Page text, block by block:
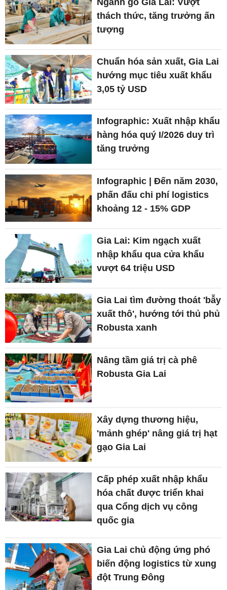
thách thức, tăng trưởng ấn
tượng
Chuẩn hóa sản xuất, Gia Lai
hướng mục tiêu xuất khẩu
3,05 tỷ USD
Infographic: Xuất nhập khẩu
hàng hóa quý I/2026 duy trì
tăng trưởng
Infographic | Đến năm 2030,
phấn đấu chi phí logistics
khoảng 12 - 15% GDP
Gia Lai: Kim ngạch xuất
nhập khẩu qua cửa khẩu
vượt 64 triệu USD
Gia Lai tìm đường thoát 'bẫy
xuất thô', hướng tới thủ phủ
Robusta xanh
Nâng tầm giá trị cà phê
Robusta Gia Lai
Xây dựng thương hiệu,
'mảnh ghép' nâng giá trị hạt
gạo Gia Lai
Cấp phép xuất nhập khẩu
hóa chất được triển khai
qua Cổng dịch vụ công
quốc gia
Gia Lai chủ động ứng phó
biến động logistics từ xung
đột Trung Đông